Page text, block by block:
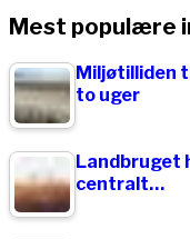
Mest populære
Miljøtilliden
to uger
Landbruget
centralt…